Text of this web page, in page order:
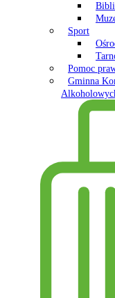
Sport
Pomoc
Gminna